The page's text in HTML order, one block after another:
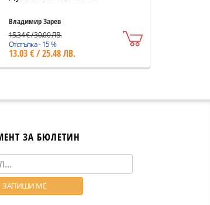
Владимир Зарев
15.34 € / 30.00 ЛВ.
Отстъпка - 15 %
13.03 € / 25.48 ЛВ.
ЗА БЮЛЕТИН